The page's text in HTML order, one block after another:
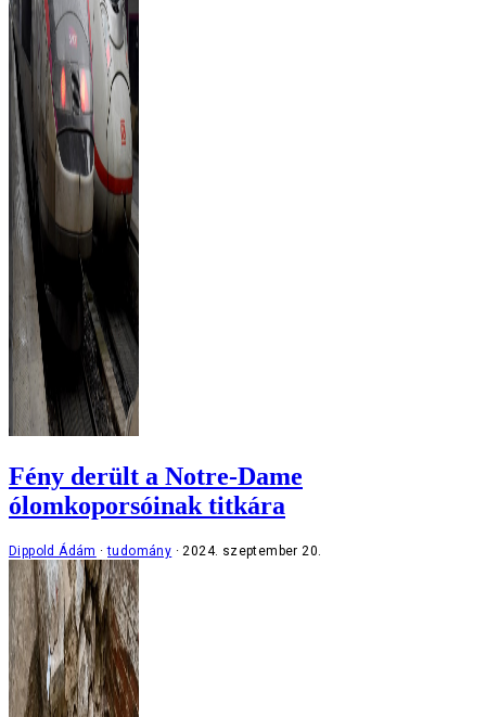
Fény derült a Notre-Dame
ólomkoporsóinak titkára
Dippold Ádám tudomány 2024. szeptember 20.